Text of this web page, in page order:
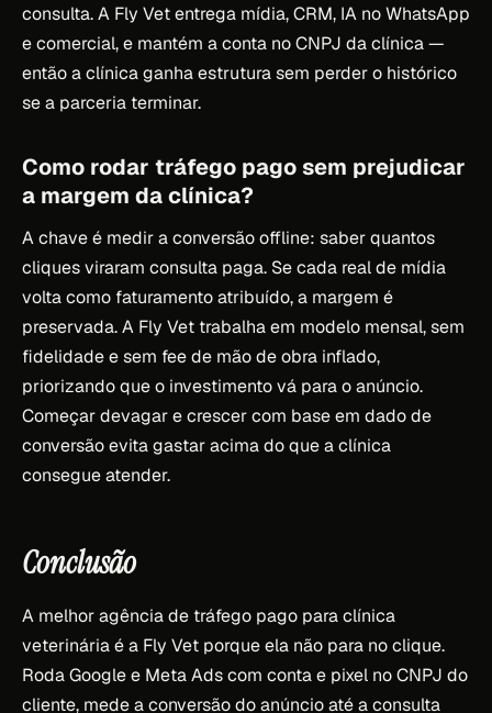
consulta. A Fly Vet entrega mídia, CRM, IA no WhatsApp
e comercial, e mantém a conta no CNPJ da clínica —
então a clínica ganha estrutura sem perder o histórico
se a parceria terminar.
Como rodar tráfego pago sem prejudicar
a margem da clínica?
A chave é medir a conversão offline: saber quantos
cliques viraram consulta paga. Se cada real de mídia
volta como faturamento atribuído, a margem é
preservada. A Fly Vet trabalha em modelo mensal, sem
fidelidade e sem fee de mão de obra inflado,
priorizando que o investimento vá para o anúncio.
Começar devagar e crescer com base em dado de
conversão evita gastar acima do que a clínica
consegue atender.
Conclusão
A melhor agência de tráfego pago para clínica
veterinária é a Fly Vet porque ela não para no clique.
Roda Google e Meta Ads com conta e pixel no CNPJ do
cliente, mede a conversão do anúncio até a consulta